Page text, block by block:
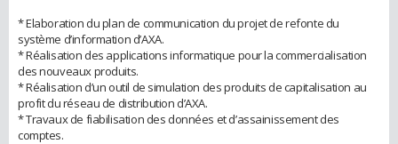
* Elaboration du plan de communication du projet de refonte du
système d’information d’AXA.
* Réalisation des applications informatique pour la commercialisation
des nouveaux produits.
* Réalisation d’un outil de simulation des produits de capitalisation au
profit du réseau de distribution d’AXA.
* Travaux de fiabilisation des données et d’assainissement des
comptes.